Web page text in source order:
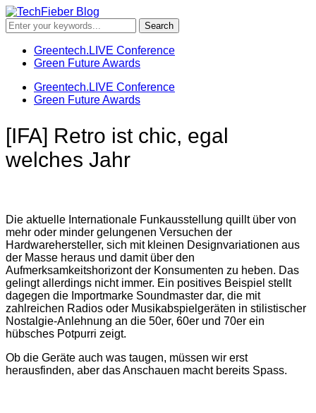
Greentech.LIVE Conference
Green Future Awards
Greentech.LIVE Conference
Green Future Awards
[IFA] Retro ist chic, egal
welches Jahr
Die aktuelle Internationale Funkausstellung quillt über von
mehr oder minder gelungenen Versuchen der
Hardwarehersteller, sich mit kleinen Designvariationen aus
der Masse heraus und damit über den
Aufmerksamkeitshorizont der Konsumenten zu heben. Das
gelingt allerdings nicht immer. Ein positives Beispiel stellt
dagegen die Importmarke Soundmaster dar, die mit
zahlreichen Radios oder Musikabspielgeräten in stilistischer
Nostalgie-Anlehnung an die 50er, 60er und 70er ein
hübsches Potpurri zeigt.
Ob die Geräte auch was taugen, müssen wir erst
herausfinden, aber das Anschauen macht bereits Spass.